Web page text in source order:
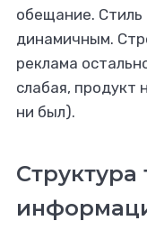
обещание.
динамичным.
реклама
слабая, продукт
ни был).
Структура